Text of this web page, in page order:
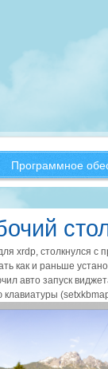
Программное
xrdp, столкнулся с
как и раньше
авто запуск